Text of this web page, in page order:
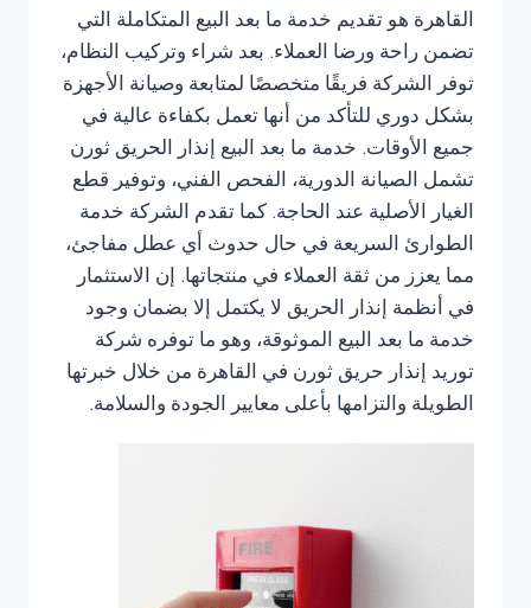
القاهرة هو تقديم خدمة ما بعد البيع المتكاملة التي
تضمن راحة ورضا العملاء. بعد شراء وتركيب النظام،
توفر الشركة فريقًا متخصصًا لمتابعة وصيانة الأجهزة
بشكل دوري للتأكد من أنها تعمل بكفاءة عالية في
جميع الأوقات. خدمة ما بعد البيع إنذار الحريق ثورن
تشمل الصيانة الدورية، الفحص الفني، وتوفير قطع
الغيار الأصلية عند الحاجة. كما تقدم الشركة خدمة
الطوارئ السريعة في حال حدوث أي عطل مفاجئ،
مما يعزز من ثقة العملاء في منتجاتها. إن الاستثمار
في أنظمة إنذار الحريق لا يكتمل إلا بضمان وجود
خدمة ما بعد البيع الموثوقة، وهو ما توفره شركة
توريد إنذار حريق ثورن في القاهرة من خلال خبرتها
الطويلة والتزامها بأعلى معايير الجودة والسلامة.